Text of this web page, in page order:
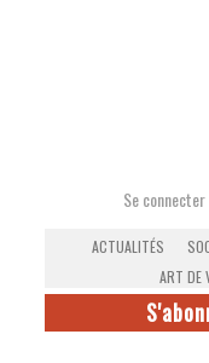
Se connecter
ACTUALITÉS
ART DE